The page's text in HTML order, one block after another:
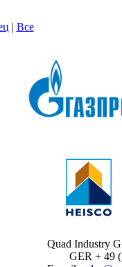
| Все
Quad Industry
GER + 49